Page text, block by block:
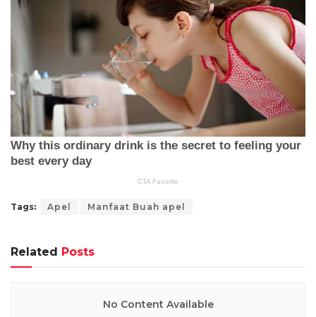
Tags: Apel Manfaat Buah apel
Related Posts
No Content Available